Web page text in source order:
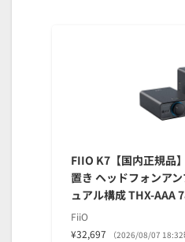
FIIO K7【国内正規品
置き ヘッドフォンア
ュアル構成 THX-AAA
FiiO
¥32,697
（2026/08/07 18:32